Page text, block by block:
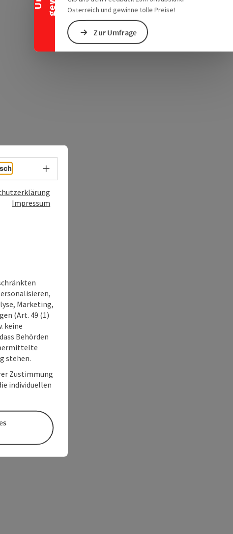
Österreich und gewinne tolle Preise!
Zur Umfrage
Verkehrsmitteln
öffnen
Maps öffnen
Sprachwahl - Menü öffnen
Impressum
Marketing,
(Art. 49 (1)
keine
Behörden
stehen.
Zustimmung
individuellen